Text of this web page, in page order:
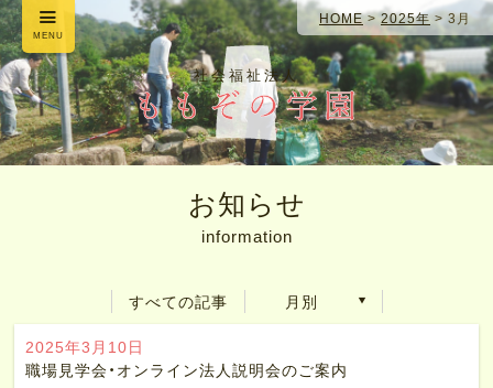
社会福祉法人
MENU
HOME>2025年>3月
お知らせ
information
すべての記事 月別
2025年3月10日
職場見学会・オンライン法人説明会のご案内